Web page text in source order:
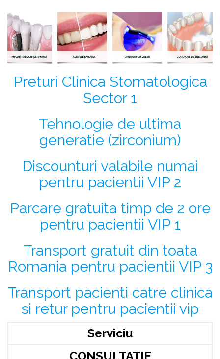
Preturi Clinica Stomatologica
Sector 1
Tehnologie de ultima
generatie (zirconium)
Discounturi valabile numai
pentru pacientii VIP 2
Parcare gratuita timp de 2 ore
pentru pacientii VIP 1
Transport gratuit din toata
Romania pentru pacientii VIP 3
Transport pacienti catre clinica
si retur pentru pacientii vip
Serviciu
CONSULTATIE